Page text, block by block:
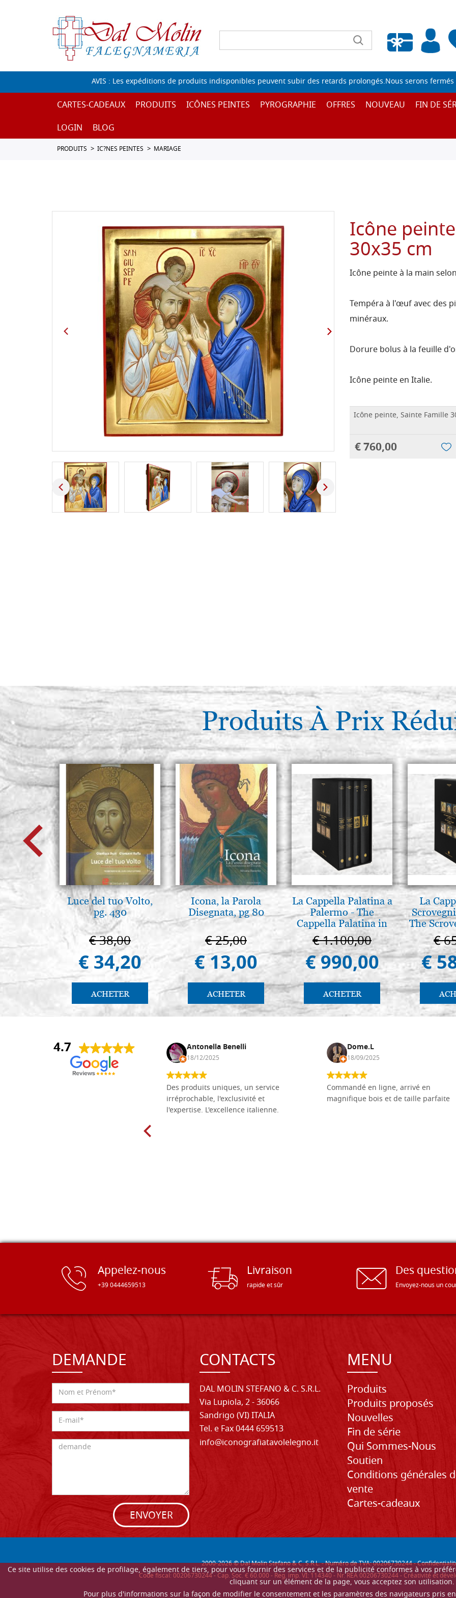
Ce site utilise des cookies de profilage, également de tiers, pour vous fournir des services et de la publicité conformes à vos
cliquant sur un élément de la page, vous acceptez son utilisation.
Pour plus d'informations sur la façon de modifier le consentement et les paramètres des navigateurs pris
Liste de souhaits vide
AVIS : Les expéditions de produits indisponibles peuvent subir des retards prolongés.Nous serons
CARTES-CADEAUX PRODUITS ICÔNES PEINTES PYROGRAPHIE OFFRES NOUVEAU FIN DE
LOGIN
BLOG
PRODUITS IC?NES PEINTES MARIAGE
Icône
30x35 cm
Icône peinte à la main
Tempéra à l'œuf avec des
minéraux.
Dorure bolus à la feuille
Icône peinte en Italie.
Icône peinte, Sainte Famille
€ 760,00
Produits À Prix
Luce del tuo Volto,
pg. 430
€ 38,00
€ 34,20
ACHETER
Icona, la Parola
Disegnata, pg 80
€ 25,00
€ 13,00
ACHETER
La Cappella Palatina a
Palermo - The
Cappella Palatina in
Palermo
€ 1.100,00
€ 990,00
ACHETER
La
The
in
€
€
4.7
Daniel Vandewalle Antonella Benelli
18/12/2025
Des produits uniques, un service
irréprochable, l'exclusivité et
l'expertise. L'excellence italienne.
Dome.L
18/09/2025
Commandé en ligne, arrivé en
magnifique bois et de taille parfaite
Appelez-nous
+39 0444659513
Livraison
rapide et sûr
Des
Envoyez-nous un
DEMANDE
ENVOYER
CONTACTS
DAL MOLIN STEFANO & C. S.R.L.
Via Lupiola, 2 - 36066
Sandrigo (VI) ITALIA
Tel. e Fax 0444 659513
info@iconografiatavolelegno.it
MENU
Produits
Produits proposés
Nouvelles
Fin de série
Qui Sommes-Nous
Soutien
Conditions générales
vente
Cartes-cadeaux
2000-2026© Dal Molin Stefano & C. S.R.L. - Numéro de TVA: 00206730244 -
Code fiscal: 00206730244 - Cap. Soc. € 60.000 - Reg. imp. VI: 114340 - Nr. REA 00206730244 - Créativité et